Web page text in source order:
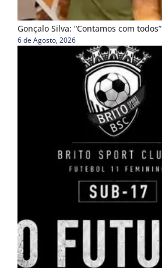
Gonçalo Silva: “Contamos com todos”
6 de Agosto, 2026